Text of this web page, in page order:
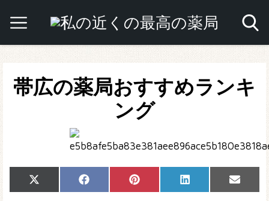
帯広の薬局おすすめランキ
ング
Share
on
X
(Twitter)
Share
on
Facebook Share
on
Pinterest Share
on
LinkedIn
Share
on
Email